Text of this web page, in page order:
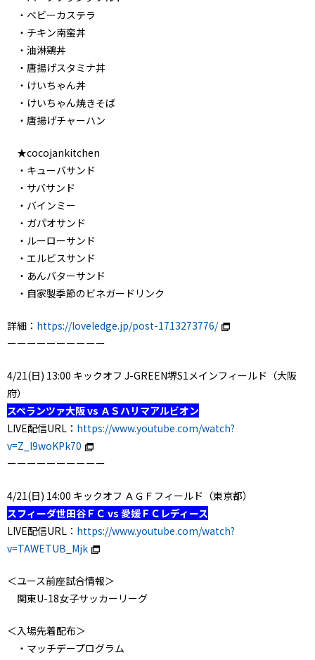
・ベビーカステラ
・チキン南蛮丼
・油淋鶏丼
・唐揚げスタミナ丼
・けいちゃん丼
・けいちゃん焼きそば
・唐揚げチャーハン
★cocojankitchen
・キューバサンド
・サバサンド
・バインミー
・ガパオサンド
・ルーローサンド
・エルビスサンド
・あんバターサンド
・自家製季節のビネガードリンク
詳細： https://loveledge.jp/post-1713273776/
ーーーーーーーーーー
4/21(日) 13:00 キックオフ J-GREEN堺S1メインフィールド（大阪
府）
スペランツァ大阪 vs ＡＳハリマアルビオン
LIVE配信URL： https://www.youtube.com/watch?
v=Z_l9woKPk70
ーーーーーーーーーー
4/21(日) 14:00 キックオフ ＡＧＦフィールド（東京都）
スフィーダ世田谷ＦＣ vs 愛媛ＦＣレディース
LIVE配信URL： https://www.youtube.com/watch?
v=TAWETUB_Mjk
＜ユース前座試合情報＞
関東U-18女子サッカーリーグ
＜入場先着配布＞
・マッチデープログラム